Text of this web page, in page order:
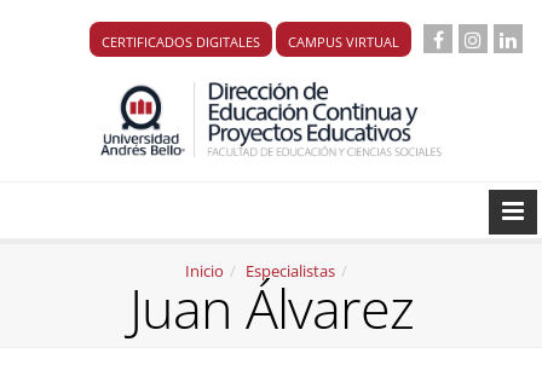
CERTIFICADOS DIGITALES CAMPUS VIRTUAL
Inicio Especialistas
Juan Álvarez